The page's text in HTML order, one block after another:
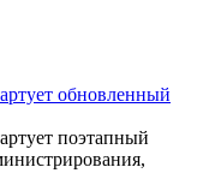
обновленный
поэтапный